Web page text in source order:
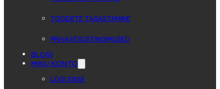
TOODETE TAGASTAMINE
PRIVAATSUSTINGIMUSED
BLOGI
MINU KONTO
LOGI SISSE